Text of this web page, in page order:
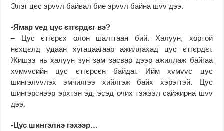
Элэг цєс эрvvл байвал бие эрvvл байна шvv дээ.
-Ямар vед цус єтгєрдєг вэ?
– Цус єтгєрєх олон шалтгаан бий. Халуун, хортой
нєхцєлд удаан хугацаагаар ажиллахад цус єтгєрдєг.
Жишээ нь халуун зун зам засвар дээр ажиллаж байгаа
хvмvvсийн цус єтгєрсєн байдаг. Ийм хvмvvс цус
шингэлvvлэх эмчилгээ хийлгэж байх хэрэгтэй. Цус
шингэрснээр эрхтэн эд, эсэд очих тэжээл сайжирна шvv
дээ.
-Цус шингэлнэ гэхээр…